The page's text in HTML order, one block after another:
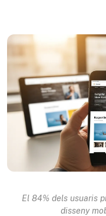
El 84% dels usuaris
disseny